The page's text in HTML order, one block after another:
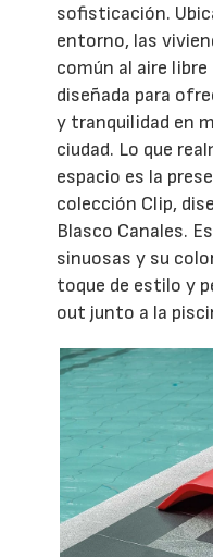
sofisticación.
entorno, las
común al aire
diseñada para
y tranquilidad en
ciudad. Lo que
espacio es la
colección Clip,
Blasco Canales.
sinuosas y su
toque de estilo y
out junto a la